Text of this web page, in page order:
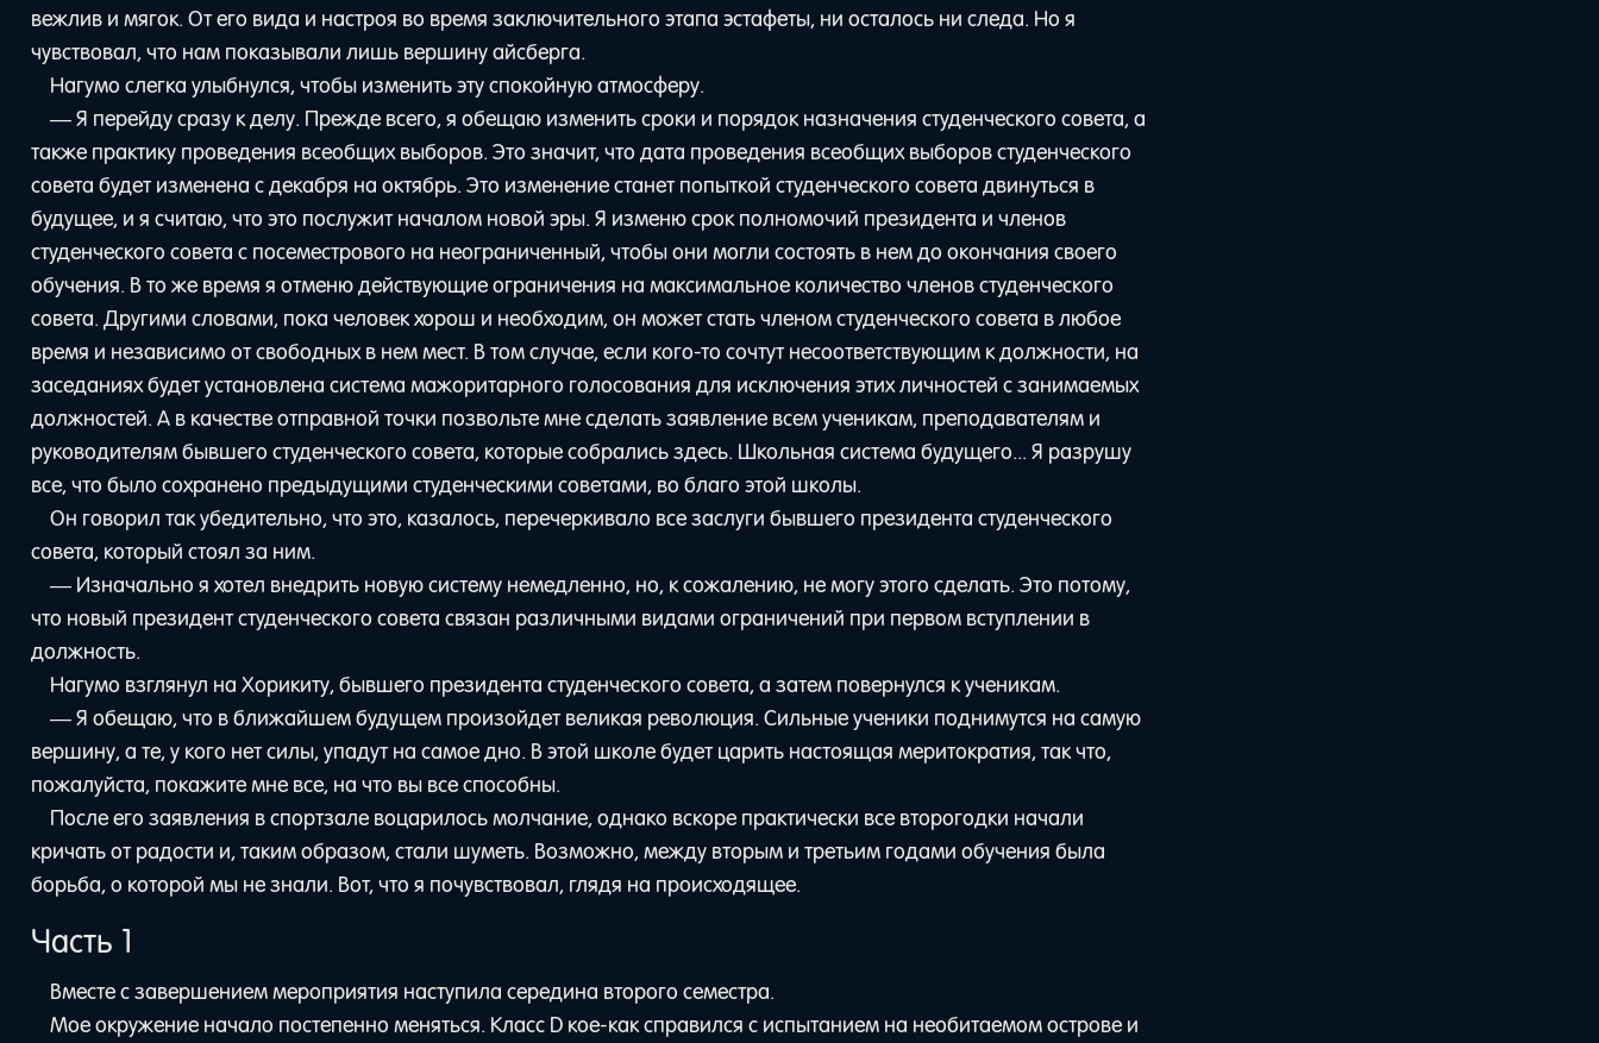
вежлив и мягок. От его вида и настроя во время заключительного этапа эстафеты, ни осталось ни следа. Но я
чувствовал, что нам показывали лишь вершину айсберга.
Нагумо слегка улыбнулся, чтобы изменить эту спокойную атмосферу.
— Я перейду сразу к делу. Прежде всего, я обещаю изменить сроки и порядок назначения студенческого совета, а
также практику проведения всеобщих выборов. Это значит, что дата проведения всеобщих выборов студенческого
совета будет изменена с декабря на октябрь. Это изменение станет попыткой студенческого совета двинуться в
будущее, и я считаю, что это послужит началом новой эры. Я изменю срок полномочий президента и членов
студенческого совета с посеместрового на неограниченный, чтобы они могли состоять в нем до окончания своего
обучения. В то же время я отменю действующие ограничения на максимальное количество членов студенческого
совета. Другими словами, пока человек хорош и необходим, он может стать членом студенческого совета в любое
время и независимо от свободных в нем мест. В том случае, если кого-то сочтут несоответствующим к должности, на
заседаниях будет установлена система мажоритарного голосования для исключения этих личностей с занимаемых
должностей. А в качестве отправной точки позвольте мне сделать заявление всем ученикам, преподавателям и
руководителям бывшего студенческого совета, которые собрались здесь. Школьная система будущего... Я разрушу
все, что было сохранено предыдущими студенческими советами, во благо этой школы.
Он говорил так убедительно, что это, казалось, перечеркивало все заслуги бывшего президента студенческого
совета, который стоял за ним.
— Изначально я хотел внедрить новую систему немедленно, но, к сожалению, не могу этого сделать. Это потому,
что новый президент студенческого совета связан различными видами ограничений при первом вступлении в
должность.
Нагумо взглянул на Хорикиту, бывшего президента студенческого совета, а затем повернулся к ученикам.
— Я обещаю, что в ближайшем будущем произойдет великая революция. Сильные ученики поднимутся на самую
вершину, а те, у кого нет силы, упадут на самое дно. В этой школе будет царить настоящая меритократия, так что,
пожалуйста, покажите мне все, на что вы все способны.
После его заявления в спортзале воцарилось молчание, однако вскоре практически все второгодки начали
кричать от радости и, таким образом, стали шуметь. Возможно, между вторым и третьим годами обучения была
борьба, о которой мы не знали. Вот, что я почувствовал, глядя на происходящее.
Часть 1
Вместе с завершением мероприятия наступила середина второго семестра.
Мое окружение начало постепенно меняться. Класс D кое-как справился с испытанием на необитаемом острове и